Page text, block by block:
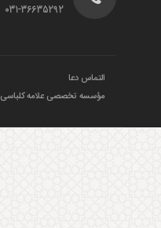
031-36635292
التماس دعا
مؤسسه تخصصی علامه کلباسی